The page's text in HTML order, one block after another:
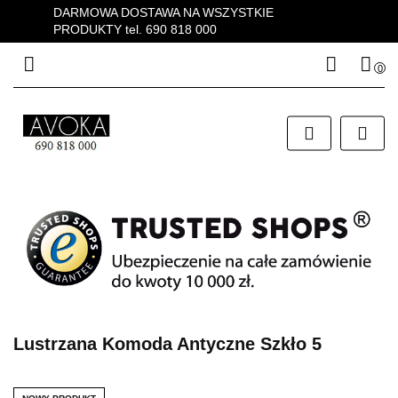
DARMOWA DOSTAWA NA WSZYSTKIE
PRODUKTY tel. 690 818 000
Zaloguj się
Zarejestruj się
0
Lustrzana Komoda Antyczne Szkło 5